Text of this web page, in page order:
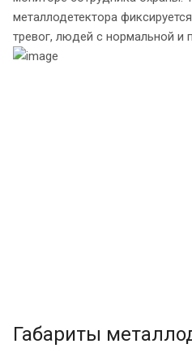
металлодетектора
тревог, людей с нормальной и
Габариты